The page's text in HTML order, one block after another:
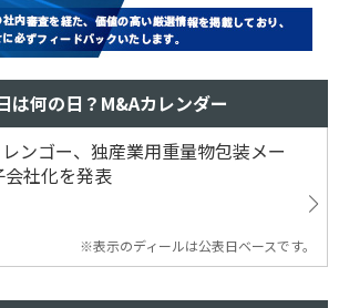
は何の日？M&Aカレンダー
ンゴー、独産業用重量物包装メー
社化を発表
※表示のディールは公表日ベースです。